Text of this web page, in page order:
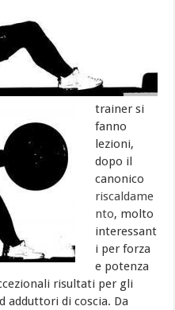
trainer si
fanno
lezioni,
dopo il
canonico
riscaldame
nto, molto
interessant
i per forza
e potenza
risultati per gli
adduttori di coscia. Da